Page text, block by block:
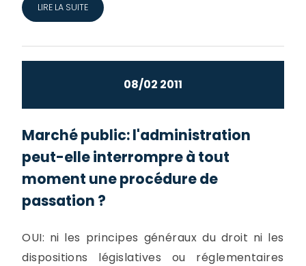
LIRE LA SUITE
08/02 2011
Marché public: l'administration
peut-elle interrompre à tout
moment une procédure de
passation ?
OUI: ni les principes généraux du droit ni les
dispositions législatives ou réglementaires